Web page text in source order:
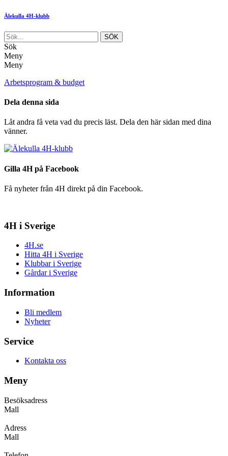
Älekulla 4H-klubb
Sök
Meny
Meny
Arbetsprogram & budget
Dela denna sida
Låt andra få veta vad du precis läst. Dela den här sidan med dina
vänner.
Gilla 4H på Facebook
Få nyheter från 4H direkt på din Facebook.
4H i Sverige
4H.se
Hitta 4H i Sverige
Klubbar i Sverige
Gårdar i Sverige
Information
Bli medlem
Nyheter
Service
Kontakta oss
Meny
Besöksadress
Mall
Adress
Mall